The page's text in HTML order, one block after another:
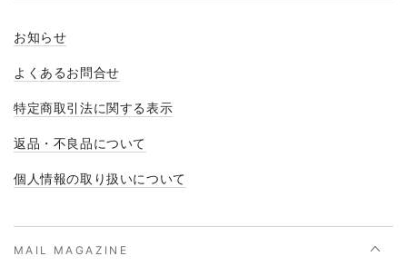
お知らせ
よくあるお問合せ
特定商取引法に関する表示
返品・不良品について
個人情報の取り扱いについて
MAIL MAGAZINE